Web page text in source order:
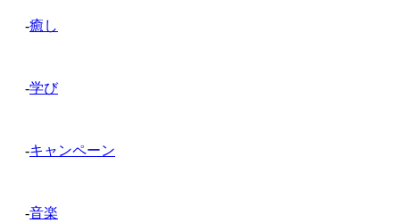
-癒し
-学び
-キャンペーン
-音楽